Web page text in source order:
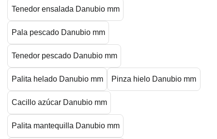
Tenedor ensalada Danubio mm
Pala pescado Danubio mm
Tenedor pescado Danubio mm
Palita helado Danubio mm Pinza hielo Danubio mm
Cacillo azúcar Danubio mm
Palita mantequilla Danubio mm